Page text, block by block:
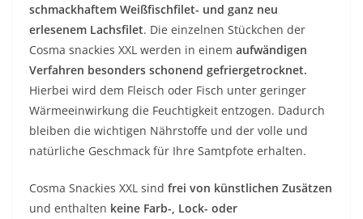
schmackhaftem Weißfischfilet- und ganz neu
erlesenem Lachsfilet. Die einzelnen Stückchen der
Cosma snackies XXL werden in einem aufwändigen
Verfahren besonders schonend gefriergetrocknet.
Hierbei wird dem Fleisch oder Fisch unter geringer
Wärmeeinwirkung die Feuchtigkeit entzogen. Dadurch
bleiben die wichtigen Nährstoffe und der volle und
natürliche Geschmack für Ihre Samtpfote erhalten.
Cosma Snackies XXL sind frei von künstlichen Zusätzen
und enthalten keine Farb-, Lock- oder